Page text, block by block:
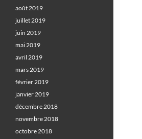
août 2019
juillet 2019
juin 2019
mai 2019
avril 2019
mars 2019
février 2019
janvier 2019
décembre 2018
novembre 2018
octobre 2018